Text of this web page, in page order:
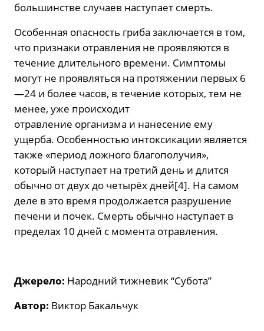
большинстве случаев наступает смерть.
Особенная опасность гриба заключается в том,
что признаки отравления не проявляются в
течение длительного времени. Симптомы
могут не проявляться на протяжении первых 6
—24 и более часов, в течение которых, тем не
менее, уже происходит
отравление организма и нанесение ему
ущерба. Особенностью интоксикации является
также «период ложного благополучия»,
который наступает на третий день и длится
обычно от двух до четырёх дней[4]. На самом
деле в это время продолжается разрушение
печени и почек. Смерть обычно наступает в
пределах 10 дней с момента отравления.
Джерело: Народний тижневик “Субота”
Автор: Виктор Бакальчук